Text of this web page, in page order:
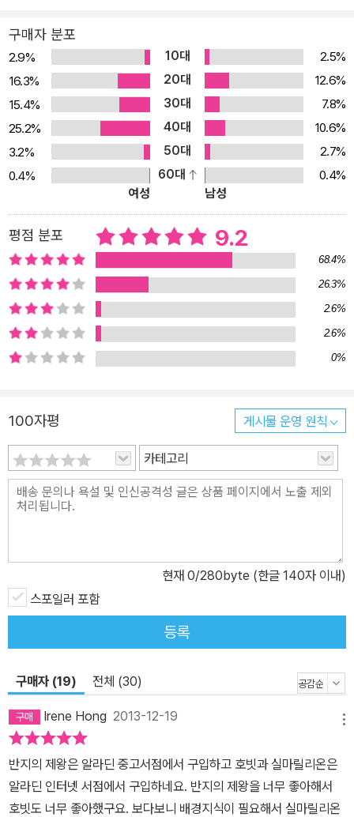
구매자 분포
2.9% 10대
2.5%
16.3%
20대
12.6%
15.4%
30대
7.8%
25.2%
40대
10.6%
3.2%
50대
2.7%
0.4%
60대
0.4%
여성
남성
평점 분포 9.2
68.4%
26.3%
2.6%
2.6%
0%
100자평 게시물 운영 원칙
카테고리
현재 0/280byte (한글 140자 이내)
스포일러 포함
등록
구매자 (19) 전체 (30)
Irene Hong 2013-12-19
반지의 제왕은 알라딘 중고서점에서 구입하고 호빗과 실마릴리온은
알라딘 인터넷 서점에서 구입하네요. 반지의 제왕을 너무 좋아해서
호빗도 너무 좋아했구요. 보다보니 배경지식이 필요해서 실마릴리온